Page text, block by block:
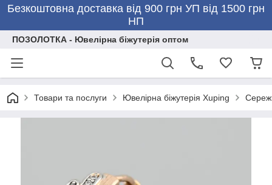
Безкоштовна доставка від 900 грн УП від 1500 грн
НП
ПОЗОЛОТКА - Ювелірна біжутерія оптом
Товари та послуги Ювелірна біжутерія Xuping